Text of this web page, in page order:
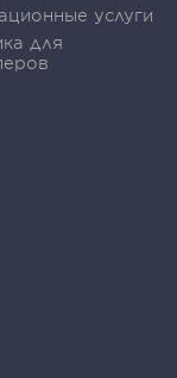
услуги
для